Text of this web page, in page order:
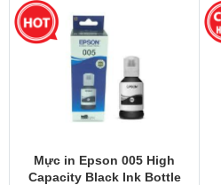
Mực in Epson 005 High
Capacity Black Ink Bottle